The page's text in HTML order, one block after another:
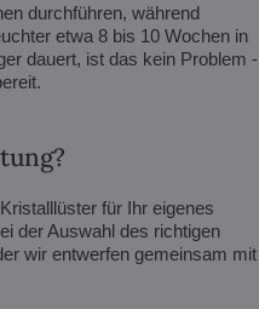
durchführen, während
etwa 8 bis 10 Wochen in
dauert, ist das kein Problem -
für Ihr eigenes
der Auswahl des richtigen
wir entwerfen gemeinsam mit